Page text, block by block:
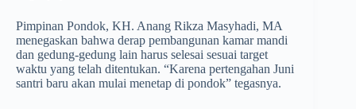
Pimpinan Pondok, KH. Anang Rikza Masyhadi, MA
menegaskan bahwa derap pembangunan kamar mandi
dan gedung-gedung lain harus selesai sesuai target
waktu yang telah ditentukan. “Karena pertengahan Juni
santri baru akan mulai menetap di pondok” tegasnya.